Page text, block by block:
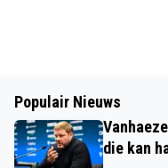
Populair Nieuws
die kan